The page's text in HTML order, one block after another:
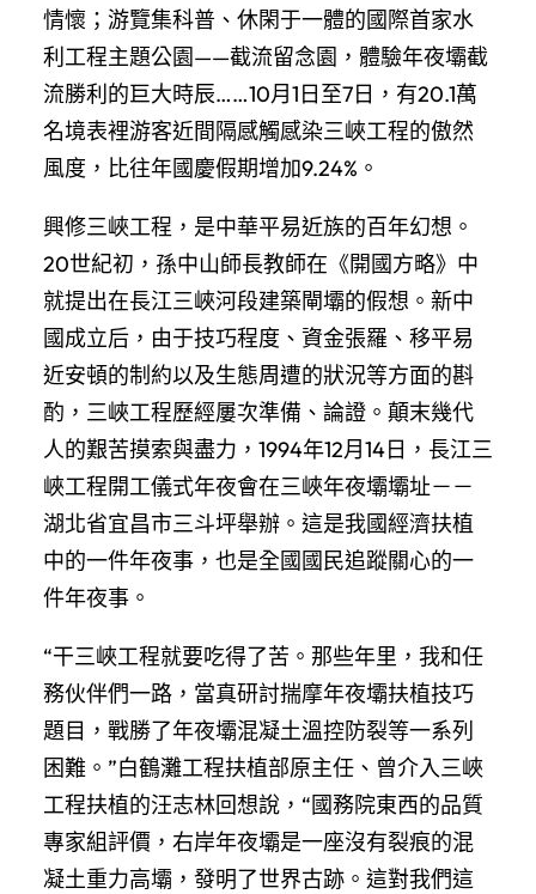
情懷；游覽集科普、休閑于一體的國際首家水
利工程主題公園——截流留念園，體驗年夜壩截
流勝利的巨大時辰……10月1日至7日，有20.1萬
名境表裡游客近間隔感觸感染三峽工程的傲然
風度，比往年國慶假期增加9.24%。
興修三峽工程，是中華平易近族的百年幻想。
20世紀初，孫中山師長教師在《開國方略》中
就提出在長江三峽河段建築閘壩的假想。新中
國成立后，由于技巧程度、資金張羅、移平易
近安頓的制約以及生態周遭的狀況等方面的斟
酌，三峽工程歷經屢次準備、論證。顛末幾代
人的艱苦摸索與盡力，1994年12月14日，長江三
峽工程開工儀式年夜會在三峽年夜壩壩址－－
湖北省宜昌市三斗坪舉辦。這是我國經濟扶植
中的一件年夜事，也是全國國民追蹤關心的一
件年夜事。
“干三峽工程就要吃得了苦。那些年里，我和任
務伙伴們一路，當真研討揣摩年夜壩扶植技巧
題目，戰勝了年夜壩混凝土溫控防裂等一系列
困難。”白鶴灘工程扶植部原主任、曾介入三峽
工程扶植的汪志林回想說，“國務院東西的品質
專家組評價，右岸年夜壩是一座沒有裂痕的混
凝土重力高壩，發明了世界古跡。這對我們這